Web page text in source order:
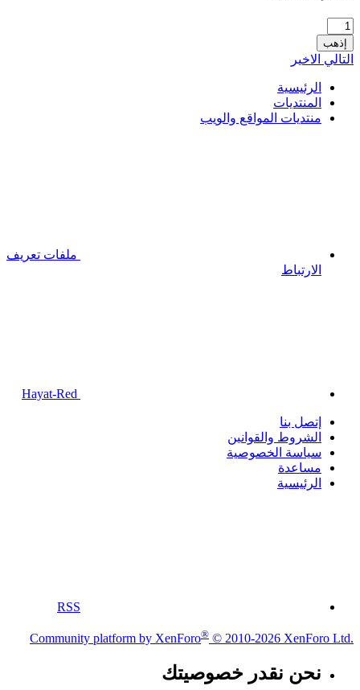
إذهب
التالي الاخير
الرئيسية
المنتديات
منتديات المواقع والويب
ملفات تعريف
الارتباط
إتصل بنا
الشروط والقوانين
سياسة الخصوصية
مساعدة
الرئيسية
RSS
Community platform by XenForo® © 2010-2026 XenForo Ltd.
نحن نقدر خصوصيتك